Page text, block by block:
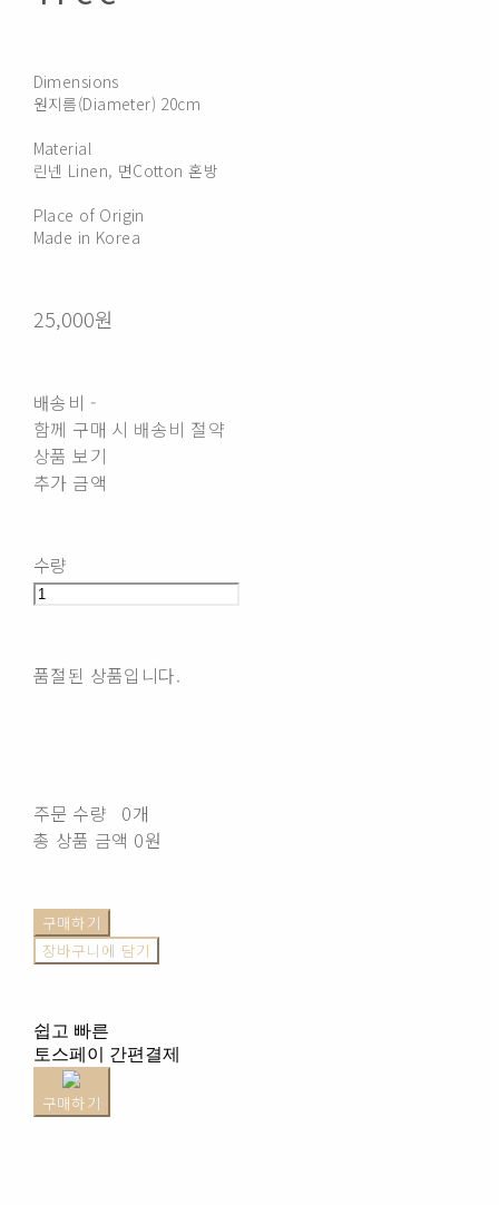
Dimensions
원지름(Diameter) 20cm
Material
린넨 Linen, 면Cotton 혼방
Place of Origin
Made in Korea
25,000원
배송비 -
함께 구매 시 배송비 절약
상품 보기
추가 금액
수량
품절된 상품입니다.
주문 수량
0개
총 상품 금액 0원
구매하기
장바구니에 담기
쉽고 빠른
토스페이 간편결제
구매하기